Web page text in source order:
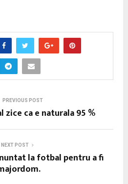
PREVIOUS POST
zice ca e naturala 95 %
NEXT POST
la fotbal pentru a fi